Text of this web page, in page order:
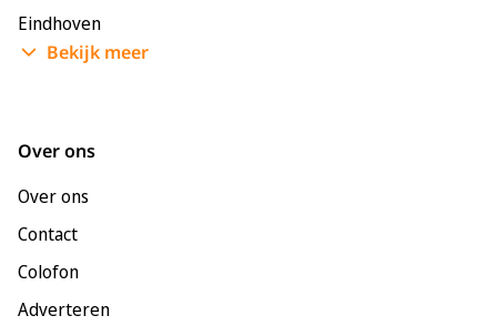
Eindhoven
Enschede
Bekijk meer
Over ons
Over ons
Contact
Colofon
Adverteren